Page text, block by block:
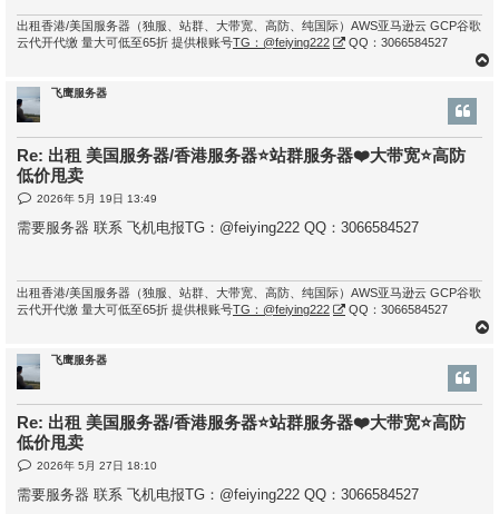
出租香港/美国服务器（独服、站群、大带宽、高防、纯国际）AWS亚马逊云 GCP谷歌
云代开代缴 量大可低至65折 提供根账号TG：@feiying222 QQ：3066584527
飞鹰服务器
Re: 出租 美国服务器/香港服务器⭐站群服务器❤️大带宽⭐高防
低价甩卖
帖
2026年 5月 19日 13:49
需要服务器 联系 飞机电报TG：@feiying222 QQ：3066584527
出租香港/美国服务器（独服、站群、大带宽、高防、纯国际）AWS亚马逊云 GCP谷歌
云代开代缴 量大可低至65折 提供根账号TG：@feiying222 QQ：3066584527
飞鹰服务器
Re: 出租 美国服务器/香港服务器⭐站群服务器❤️大带宽⭐高防
低价甩卖
帖
2026年 5月 27日 18:10
需要服务器 联系 飞机电报TG：@feiying222 QQ：3066584527